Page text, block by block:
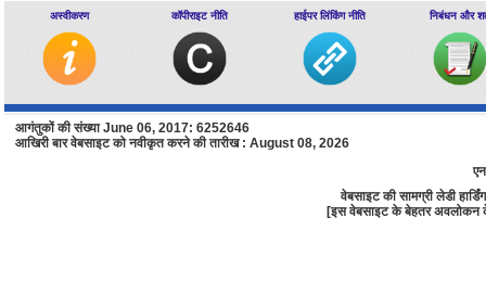
अस्वीकरण कॉपीराइट नीति हाईपर लिंकिंग नीति निबंधन और
आगंतुकों की संख्या June 06, 2017: 6252646
आखिरी बार वेबसाइट को नवीकृत करने की तारीख : August 08, 2026
वेबसाइट की सामग्री लेडी
[इस वेबसाइट के बेहतर अवलोकन